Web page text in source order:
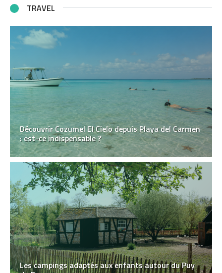
TRAVEL
Découvrir Cozumel El Cielo depuis Playa del Carmen
: est-ce indispensable ?
Les campings adaptés aux enfants autour du Puy